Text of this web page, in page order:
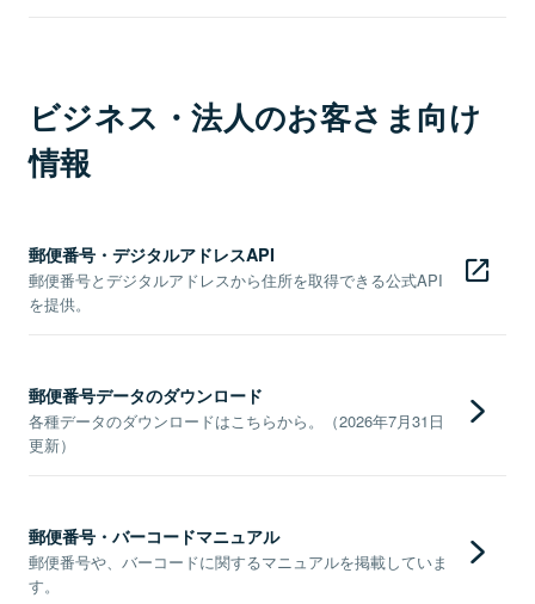
ビジネス・法人のお客さま向け
情報
郵便番号・デジタルアドレスAPI
郵便番号とデジタルアドレスから住所を取得できる公式API
を提供。
郵便番号データのダウンロード
各種データのダウンロードはこちらから。（2026年7月31日
更新）
郵便番号・バーコードマニュアル
郵便番号や、バーコードに関するマニュアルを掲載していま
す。